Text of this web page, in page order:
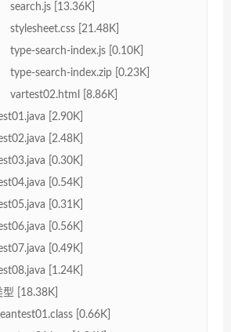
search.js [13.36K]
stylesheet.css [21.48K]
type-search-index.js [0.10K]
type-search-index.zip [0.23K]
vartest02.html [8.86K]
[2.90K]
[2.48K]
[0.30K]
[0.54K]
[0.31K]
[0.56K]
[0.49K]
[1.24K]
[18.38K]
[0.66K]